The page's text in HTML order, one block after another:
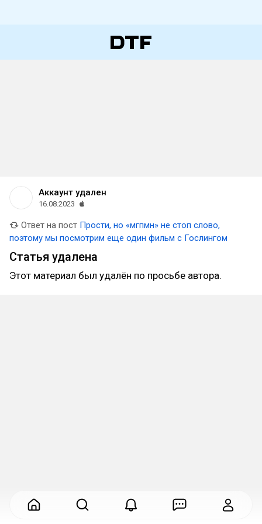
Аккаунт удален
16.08.2023
Ответ на пост Прости, но «мгпмн» не стоп слово,
поэтому мы посмотрим еще один фильм с Гослингом
Статья удалена
Этот материал был удалён по просьбе автора.